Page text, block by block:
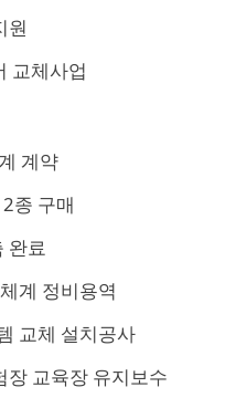
원
교체사업
계약
종 구매
완료
계 정비용역
교체 설치공사
교육장 유지보수